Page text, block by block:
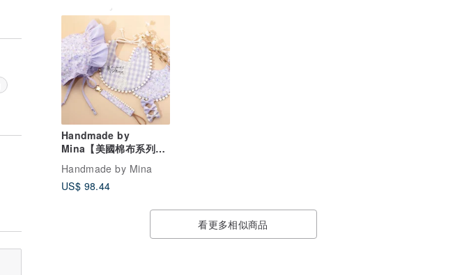
Handmade by
Mina【美國棉布系列】
套組
Handmade by Mina
US$ 98.44
看更多相似商品